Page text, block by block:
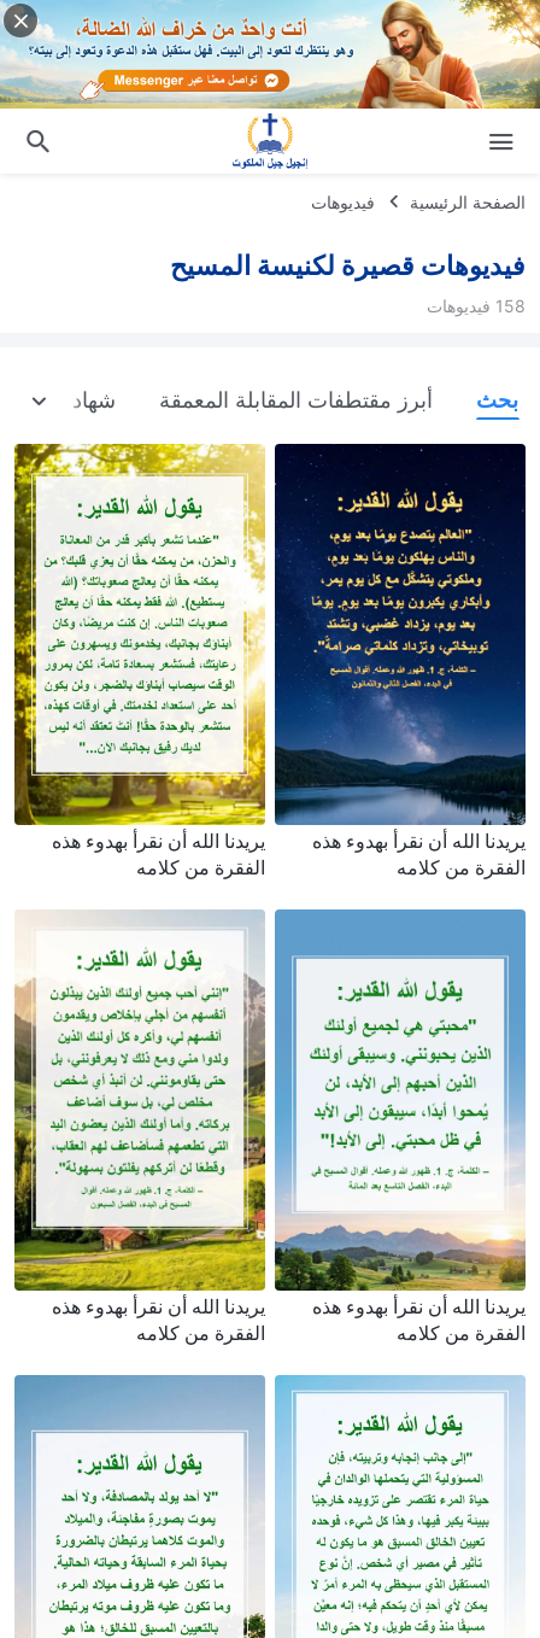
الصفحة الرئيسية فيديوهات
فيديوهات قصيرة لكنيسة المسيح
158 فيديوهات
بحث أبرز مقتطفات المقابلة المعمقة شهادات
يريدنا الله أن نقرأ بهدوء هذه
الفقرة من كلامه
يريدنا الله أن نقرأ بهدوء هذه
الفقرة من كلامه
يريدنا الله أن نقرأ بهدوء هذه
الفقرة من كلامه
يريدنا الله أن نقرأ بهدوء هذه
الفقرة من كلامه